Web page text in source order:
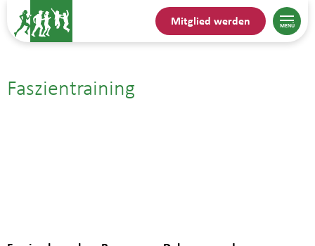
Mitglied werden
Faszientraining